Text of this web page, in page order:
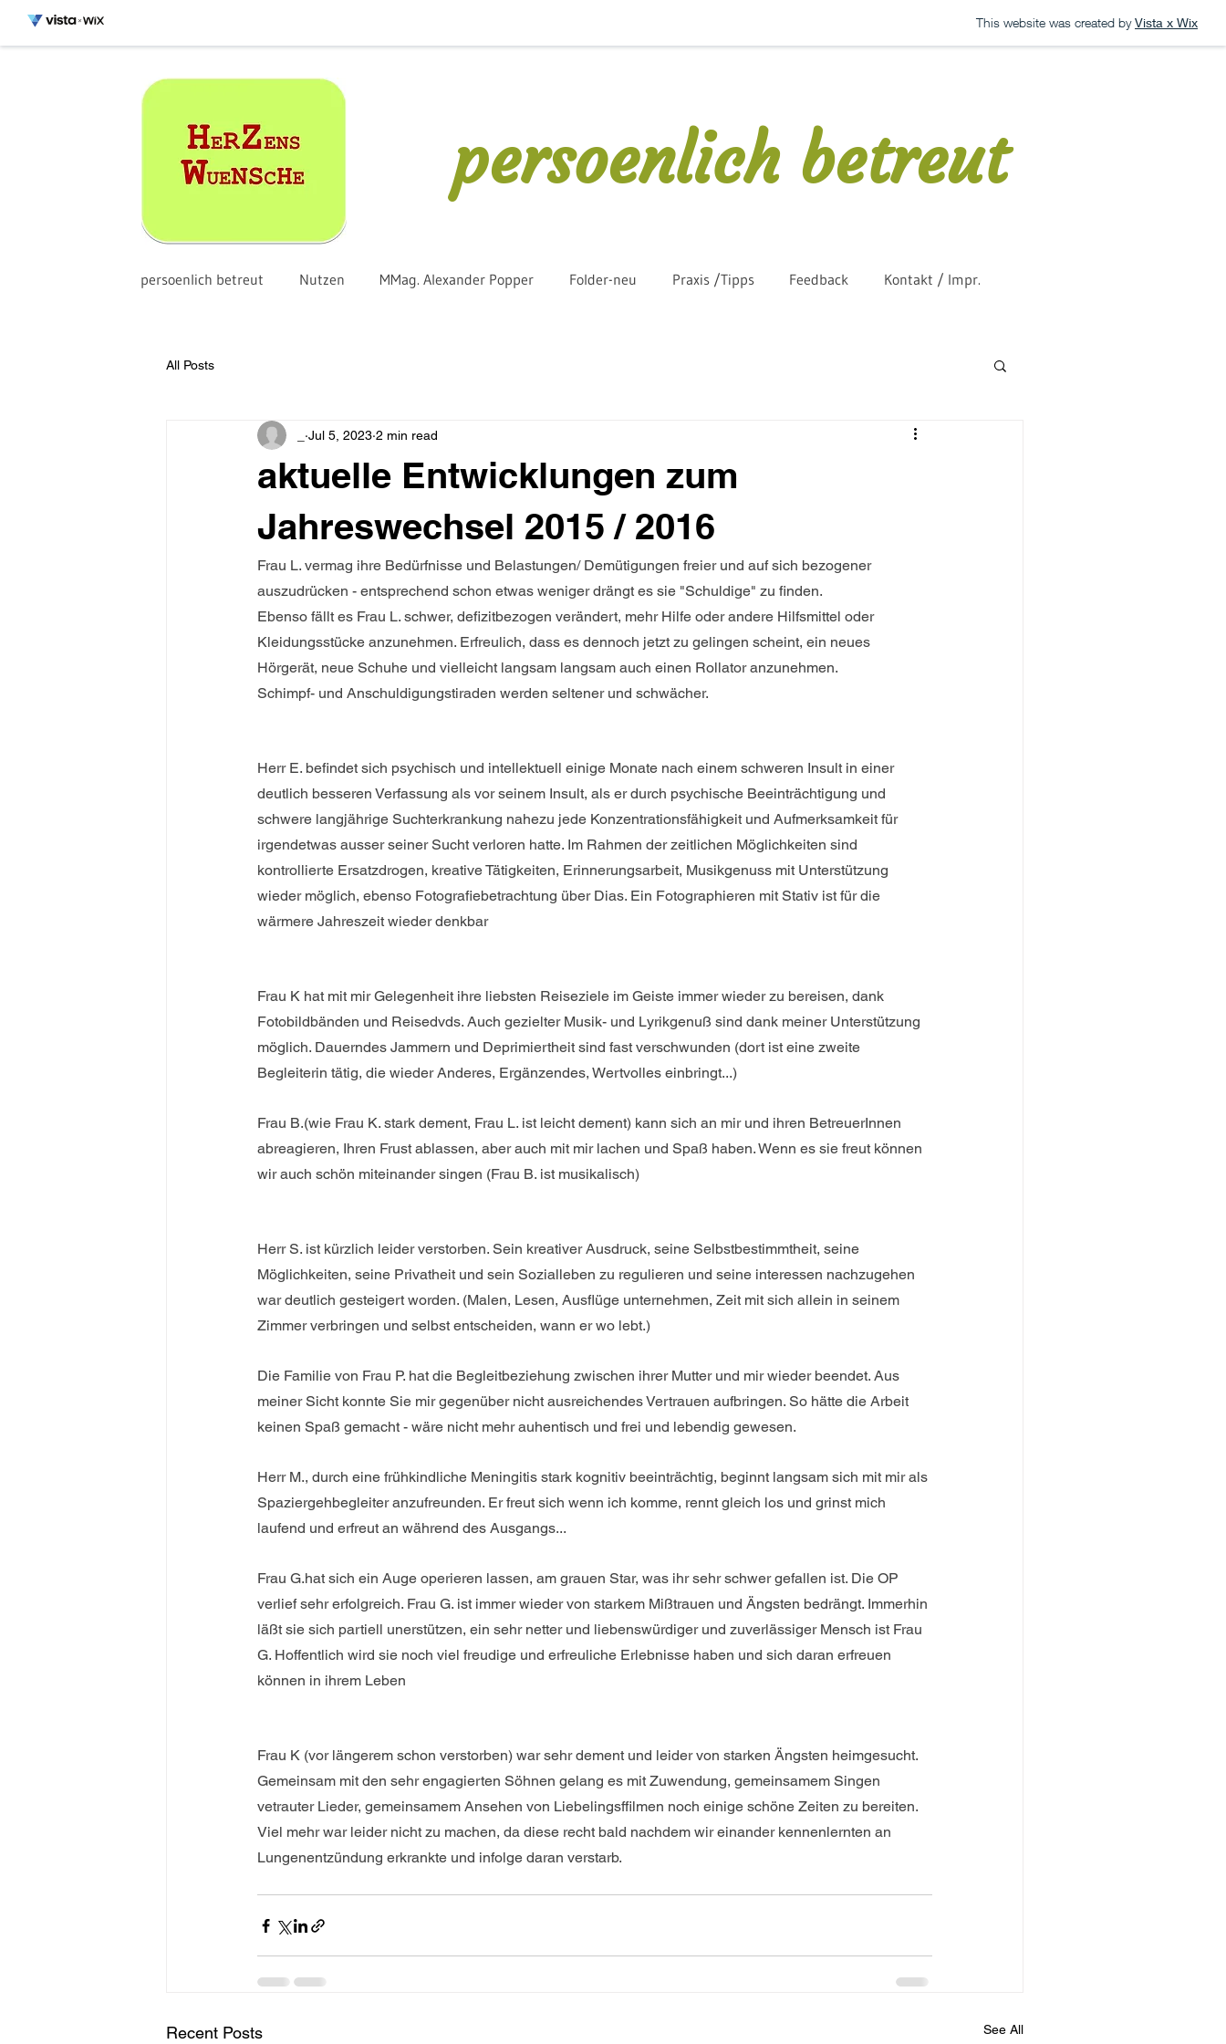
This website was created by Vista x Wix
persoenlich betreut
persoenlich betreut Nutzen MMag. Alexander Popper Folder-neu Praxis /Tipps Feedback Kontakt / Impr.
All Posts
aktuelle Entwicklungen zum
Jahreswechsel 2015 / 2016
Jul 5, 2023 2 min read
Frau L. vermag ihre Bedürfnisse und Belastungen/ Demütigungen freier und auf sich bezogener
auszudrücken - entsprechend schon etwas weniger drängt es sie "Schuldige" zu finden.
Ebenso fällt es Frau L. schwer, defizitbezogen verändert, mehr Hilfe oder andere Hilfsmittel oder
Kleidungsstücke anzunehmen. Erfreulich, dass es dennoch jetzt zu gelingen scheint, ein neues
Hörgerät, neue Schuhe und vielleicht langsam langsam auch einen Rollator anzunehmen.
Schimpf- und Anschuldigungstiraden werden seltener und schwächer.
Herr E. befindet sich psychisch und intellektuell einige Monate nach einem schweren Insult in einer
deutlich besseren Verfassung als vor seinem Insult, als er durch psychische Beeinträchtigung und
schwere langjährige Suchterkrankung nahezu jede Konzentrationsfähigkeit und Aufmerksamkeit für
irgendetwas ausser seiner Sucht verloren hatte. Im Rahmen der zeitlichen Möglichkeiten sind
kontrollierte Ersatzdrogen, kreative Tätigkeiten, Erinnerungsarbeit, Musikgenuss mit Unterstützung
wieder möglich, ebenso Fotografiebetrachtung über Dias. Ein Fotographieren mit Stativ ist für die
wärmere Jahreszeit wieder denkbar
Frau K hat mit mir Gelegenheit ihre liebsten Reiseziele im Geiste immer wieder zu bereisen, dank
Fotobildbänden und Reisedvds. Auch gezielter Musik- und Lyrikgenuß sind dank meiner Unterstützung
möglich. Dauerndes Jammern und Deprimiertheit sind fast verschwunden (dort ist eine zweite
Begleiterin tätig, die wieder Anderes, Ergänzendes, Wertvolles einbringt...)
Frau B.(wie Frau K. stark dement, Frau L. ist leicht dement) kann sich an mir und ihren BetreuerInnen
abreagieren, Ihren Frust ablassen, aber auch mit mir lachen und Spaß haben. Wenn es sie freut können
wir auch schön miteinander singen (Frau B. ist musikalisch)
Herr S. ist kürzlich leider verstorben. Sein kreativer Ausdruck, seine Selbstbestimmtheit, seine
Möglichkeiten, seine Privatheit und sein Sozialleben zu regulieren und seine interessen nachzugehen
war deutlich gesteigert worden. (Malen, Lesen, Ausflüge unternehmen, Zeit mit sich allein in seinem
Zimmer verbringen und selbst entscheiden, wann er wo lebt.)
Die Familie von Frau P. hat die Begleitbeziehung zwischen ihrer Mutter und mir wieder beendet. Aus
meiner Sicht konnte Sie mir gegenüber nicht ausreichendes Vertrauen aufbringen. So hätte die Arbeit
keinen Spaß gemacht - wäre nicht mehr auhentisch und frei und lebendig gewesen.
Herr M., durch eine frühkindliche Meningitis stark kognitiv beeinträchtig, beginnt langsam sich mit mir als
Spaziergehbegleiter anzufreunden. Er freut sich wenn ich komme, rennt gleich los und grinst mich
laufend und erfreut an während des Ausgangs...
Frau G.hat sich ein Auge operieren lassen, am grauen Star, was ihr sehr schwer gefallen ist. Die OP
verlief sehr erfolgreich. Frau G. ist immer wieder von starkem Mißtrauen und Ängsten bedrängt. Immerhin
läßt sie sich partiell unerstützen, ein sehr netter und liebenswürdiger und zuverlässiger Mensch ist Frau
G. Hoffentlich wird sie noch viel freudige und erfreuliche Erlebnisse haben und sich daran erfreuen
können in ihrem Leben
Frau K (vor längerem schon verstorben) war sehr dement und leider von starken Ängsten heimgesucht.
Gemeinsam mit den sehr engagierten Söhnen gelang es mit Zuwendung, gemeinsamem Singen
vetrauter Lieder, gemeinsamem Ansehen von Liebelingsffilmen noch einige schöne Zeiten zu bereiten.
Viel mehr war leider nicht zu machen, da diese recht bald nachdem wir einander kennenlernten an
Lungenentzündung erkrankte und infolge daran verstarb.
Recent Posts See All